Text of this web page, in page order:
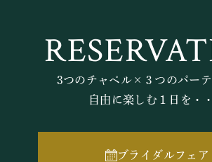
3つのチャペル×３つのパーテ
自由に楽しむ１日を・
ブライダルフェア